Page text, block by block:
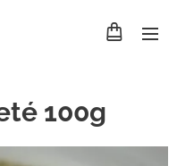
100g